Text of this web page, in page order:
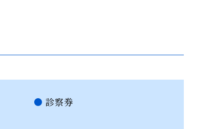
診察券